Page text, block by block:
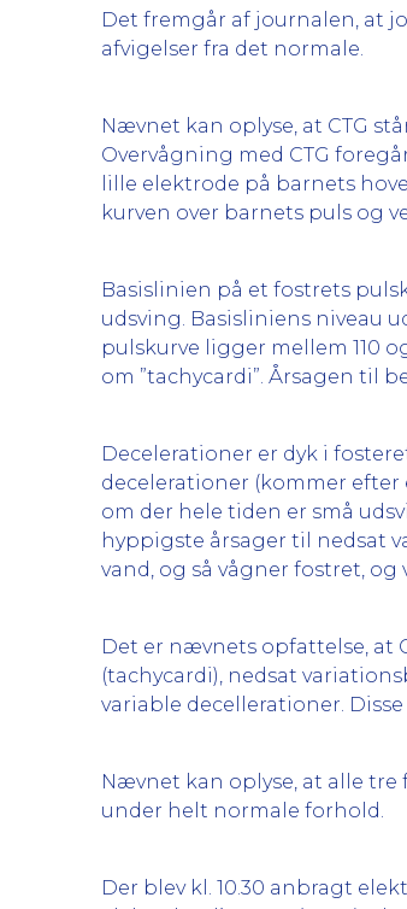
Det fremgår af journalen, at
afvigelser fra det normale.
Nævnet kan oplyse, at CTG
Overvågning med CTG
lille elektrode på barnets
kurven over barnets puls og
Basislinien på et fostrets
udsving. Basisliniens niveau
pulskurve ligger mellem 110
om ”tachycardi”. Årsagen til
Decelerationer er dyk i
decelerationer (kommer efter
om der hele tiden er små
hyppigste årsager til nedsat
vand, og så vågner fostret,
Det er nævnets opfattelse, at
(tachycardi), nedsat
variable decellerationer.
Nævnet kan oplyse, at alle
under helt normale forhold.
Der blev kl. 10.30 anbragt